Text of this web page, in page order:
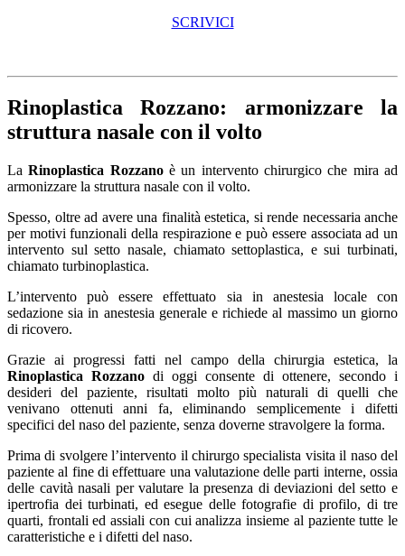
SCRIVICI
Rinoplastica Rozzano: armonizzare la
struttura nasale con il volto
LaRinoplastica Rozzanoè un intervento chirurgico che mira ad
armonizzare la struttura nasale con il volto.
Spesso, oltre ad avere una finalità estetica, si rende necessaria anche
per motivi funzionali della respirazione e può essere associata ad un
intervento sul setto nasale, chiamato settoplastica, e sui turbinati,
chiamato turbinoplastica.
L’intervento può essere effettuato sia in anestesia locale con
sedazione sia in anestesia generale e richiede al massimo un giorno
di ricovero.
Grazie ai progressi fatti nel campo della chirurgia estetica, la
Rinoplastica Rozzano di oggi consente di ottenere, secondo i
desideri del paziente, risultati molto più naturali di quelli che
venivano ottenuti anni fa, eliminando semplicemente i difetti
specifici del naso del paziente, senza doverne stravolgere la forma.
Prima di svolgere l’intervento il chirurgo specialista visita il naso del
paziente al fine di effettuare una valutazione delle parti interne, ossia
delle cavità nasali per valutare la presenza di deviazioni del setto e
ipertrofia dei turbinati, ed esegue delle fotografie di profilo, di tre
quarti, frontali ed assiali con cui analizza insieme al paziente tutte le
caratteristiche e i difetti del naso.